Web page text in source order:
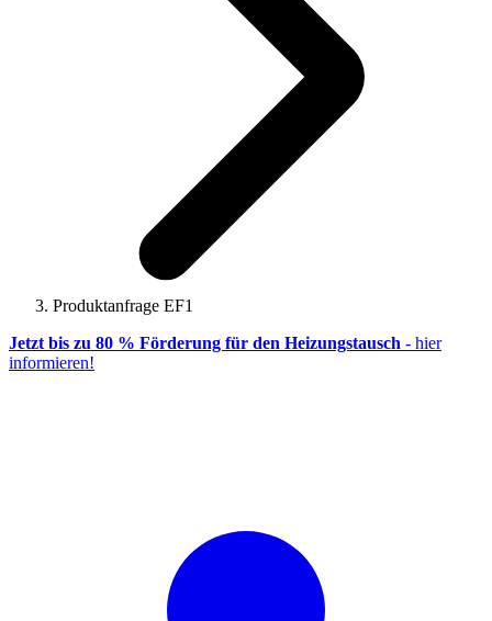
Produktanfrage EF1
Jetzt bis zu 80 % Förderung für den Heizungstausch - hier
informieren!